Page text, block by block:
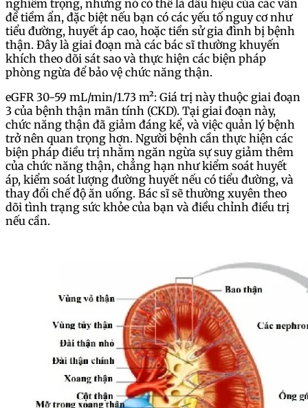
nghiêm trọng, nhưng nó có thể là dấu hiệu của các vấn
đề tiềm ẩn, đặc biệt nếu bạn có các yếu tố nguy cơ như
tiểu đường, huyết áp cao, hoặc tiền sử gia đình bị bệnh
thận. Đây là giai đoạn mà các bác sĩ thường khuyến
khích theo dõi sát sao và thực hiện các biện pháp
phòng ngừa để bảo vệ chức năng thận.
eGFR 30-59 mL/min/1.73 m²: Giá trị này thuộc giai đoạn
3 của bệnh thận mãn tính (CKD). Tại giai đoạn này,
chức năng thận đã giảm đáng kể, và việc quản lý bệnh
trở nên quan trọng hơn. Người bệnh cần thực hiện các
biện pháp điều trị nhằm ngăn ngừa sự suy giảm thêm
của chức năng thận, chẳng hạn như kiểm soát huyết
áp, kiểm soát lượng đường huyết nếu có tiểu đường, và
thay đổi chế độ ăn uống. Bác sĩ sẽ thường xuyên theo
dõi tình trạng sức khỏe của bạn và điều chỉnh điều trị
nếu cần.